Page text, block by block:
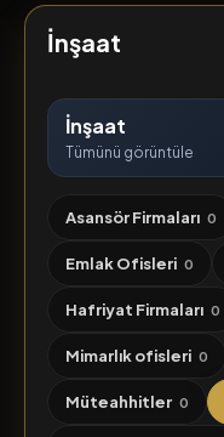
İnşaat
İnşaat
Tümünü görüntüle
Asansör Firmaları 0
Emlak Ofisleri 0
Hafriyat Firmaları 0
Mimarlık ofisleri 0
Müteahhitler 0